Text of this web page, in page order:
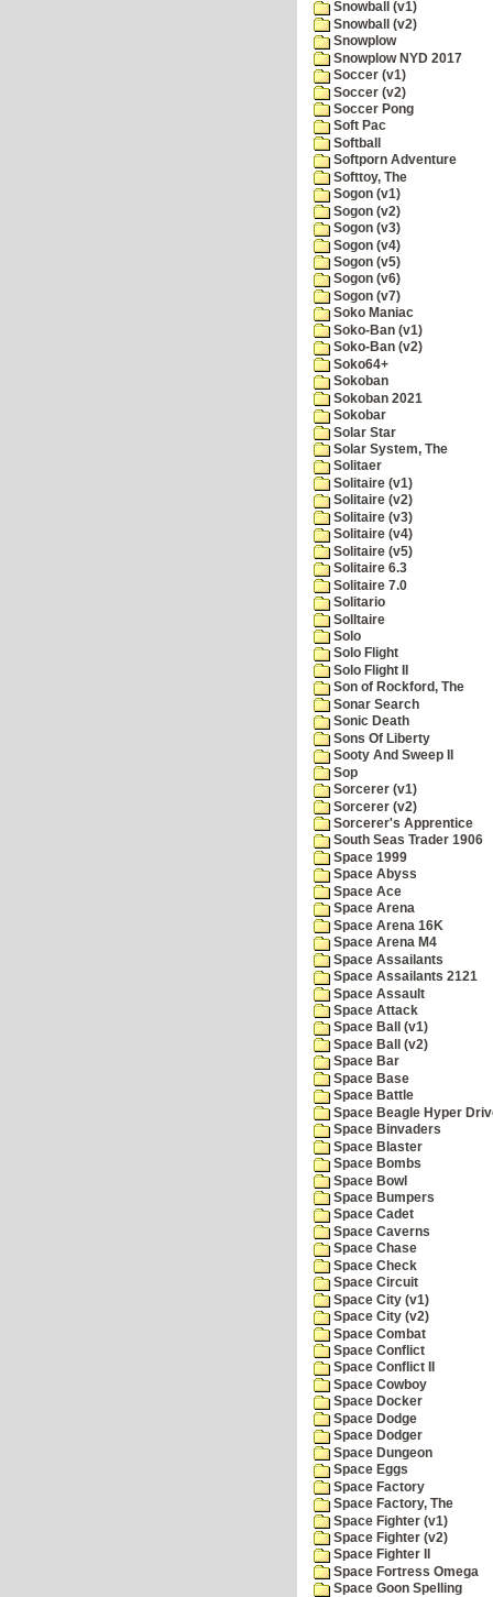
Snowball (v1)
Snowball (v2)
Snowplow
Snowplow NYD 2017
Soccer (v1)
Soccer (v2)
Soccer Pong
Soft Pac
Softball
Softporn Adventure
Softtoy, The
Sogon (v1)
Sogon (v2)
Sogon (v3)
Sogon (v4)
Sogon (v5)
Sogon (v6)
Sogon (v7)
Soko Maniac
Soko-Ban (v1)
Soko-Ban (v2)
Soko64+
Sokoban
Sokoban 2021
Sokobar
Solar Star
Solar System, The
Solitaer
Solitaire (v1)
Solitaire (v2)
Solitaire (v3)
Solitaire (v4)
Solitaire (v5)
Solitaire 6.3
Solitaire 7.0
Solitario
Solltaire
Solo
Solo Flight
Solo Flight II
Son of Rockford, The
Sonar Search
Sonic Death
Sons Of Liberty
Sooty And Sweep II
Sop
Sorcerer (v1)
Sorcerer (v2)
Sorcerer's Apprentice
South Seas Trader 1906
Space 1999
Space Abyss
Space Ace
Space Arena
Space Arena 16K
Space Arena M4
Space Assailants
Space Assailants 2121
Space Assault
Space Attack
Space Ball (v1)
Space Ball (v2)
Space Bar
Space Base
Space Battle
Space Beagle Hyper
Space Binvaders
Space Blaster
Space Bombs
Space Bowl
Space Bumpers
Space Cadet
Space Caverns
Space Chase
Space Check
Space Circuit
Space City (v1)
Space City (v2)
Space Combat
Space Conflict
Space Conflict II
Space Cowboy
Space Docker
Space Dodge
Space Dodger
Space Dungeon
Space Eggs
Space Factory
Space Factory, The
Space Fighter (v1)
Space Fighter (v2)
Space Fighter II
Space Fortress Omega
Space Goon Spelling